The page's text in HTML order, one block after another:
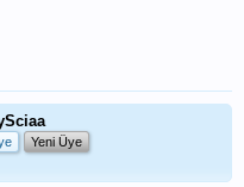
Yeni Üye